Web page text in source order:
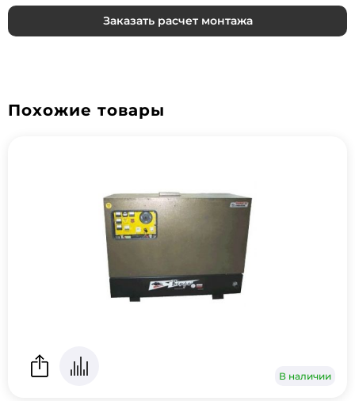
Заказать расчет монтажа
Похожие товары
В наличии